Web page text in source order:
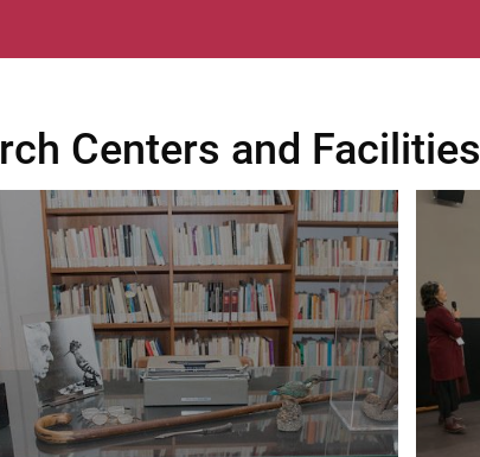
Centers and Facilities
Image